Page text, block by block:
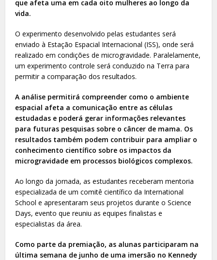
que afeta uma em cada oito mulheres ao longo da
vida.
O experimento desenvolvido pelas estudantes será
enviado à Estação Espacial Internacional (ISS), onde será
realizado em condições de microgravidade. Paralelamente,
um experimento controle será conduzido na Terra para
permitir a comparação dos resultados.
A análise permitirá compreender como o ambiente
espacial afeta a comunicação entre as células
estudadas e poderá gerar informações relevantes
para futuras pesquisas sobre o câncer de mama. Os
resultados também podem contribuir para ampliar o
conhecimento científico sobre os impactos da
microgravidade em processos biológicos complexos.
Ao longo da jornada, as estudantes receberam mentoria
especializada de um comitê científico da International
School e apresentaram seus projetos durante o Science
Days, evento que reuniu as equipes finalistas e
especialistas da área.
Como parte da premiação, as alunas participaram na
última semana de junho de uma imersão no Kennedy